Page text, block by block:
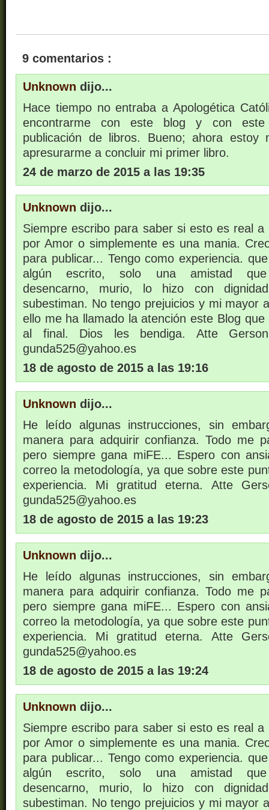
9 comentarios :
Unknown dijo...
Hace tiempo no entraba a Apologética
encontrarme con este blog y con
publicación de libros. Bueno; ahora estoy
apresurarme a concluir mi primer libro.
24 de marzo de 2015 a las 19:35
Unknown dijo...
Siempre escribo para saber si esto es real
por Amor o simplemente es una mania.
para publicar... Tengo como experiencia.
algún escrito, solo una amistad que
desencarno, murio, lo hizo con
subestiman. No tengo prejuicios y mi mayor
ello me ha llamado la atención este Blog
al final. Dios les bendiga. Atte
gunda525@yahoo.es
18 de agosto de 2015 a las 19:16
Unknown dijo...
He leído algunas instrucciones, sin
manera para adquirir confianza. Todo me
pero siempre gana miFE... Espero con
correo la metodología, ya que sobre este
experiencia. Mi gratitud eterna. Atte
gunda525@yahoo.es
18 de agosto de 2015 a las 19:23
Unknown dijo...
He leído algunas instrucciones, sin
manera para adquirir confianza. Todo me
pero siempre gana miFE... Espero con
correo la metodología, ya que sobre este
experiencia. Mi gratitud eterna. Atte
gunda525@yahoo.es
18 de agosto de 2015 a las 19:24
Unknown dijo...
Siempre escribo para saber si esto es real
por Amor o simplemente es una mania.
para publicar... Tengo como experiencia.
algún escrito, solo una amistad que
desencarno, murio, lo hizo con
subestiman. No tengo prejuicios y mi mayor